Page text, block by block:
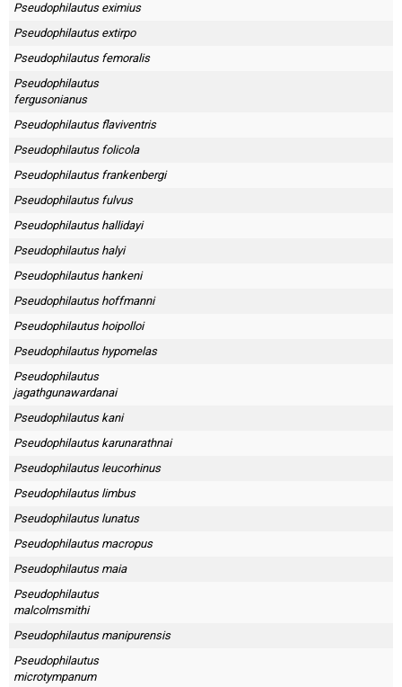
Pseudophilautus eximius
Pseudophilautus extirpo
Pseudophilautus femoralis
Pseudophilautus
fergusonianus
Pseudophilautus flaviventris
Pseudophilautus folicola
Pseudophilautus frankenbergi
Pseudophilautus fulvus
Pseudophilautus hallidayi
Pseudophilautus halyi
Pseudophilautus hankeni
Pseudophilautus hoffmanni
Pseudophilautus hoipolloi
Pseudophilautus hypomelas
Pseudophilautus
jagathgunawardanai
Pseudophilautus kani
Pseudophilautus karunarathnai
Pseudophilautus leucorhinus
Pseudophilautus limbus
Pseudophilautus lunatus
Pseudophilautus macropus
Pseudophilautus maia
Pseudophilautus
malcolmsmithi
Pseudophilautus manipurensis
Pseudophilautus
microtympanum